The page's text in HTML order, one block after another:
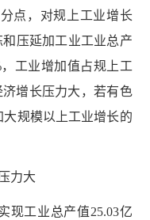
点，对规上工业增长
压延加工业工业总产
工业增加值占规上工
济增长压力大，若有色
规模以上工业增长的
力大
工业总产值25.03亿